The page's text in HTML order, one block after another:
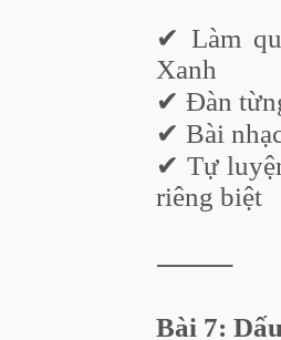
✔ Làm
Xanh
✔ Đàn
✔ Bài
✔ Tự
riêng biệt
⸻
Bài 7: